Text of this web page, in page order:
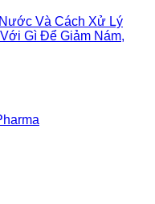
Và Cách Xử Lý
Gì Để Giảm Nám,